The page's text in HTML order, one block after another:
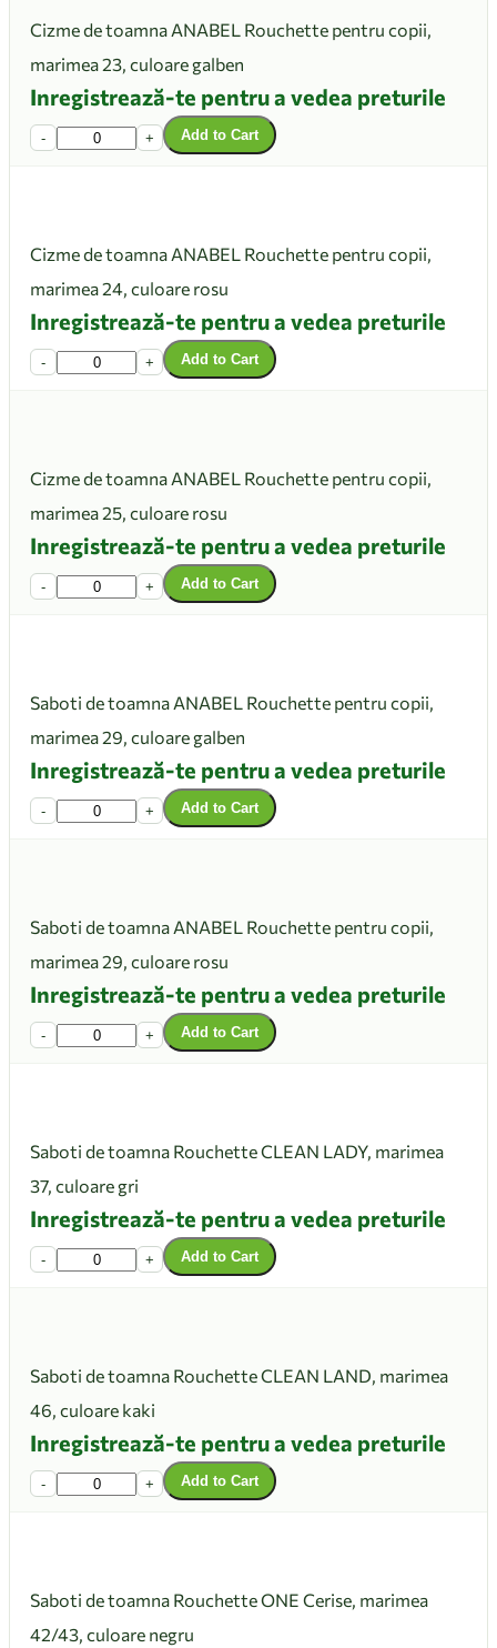
Cizme de toamna ANABEL Rouchette pentru copii,
marimea 23, culoare galben
Inregistrează-te pentru a vedea preturile
- + Add to Cart
Cizme de toamna ANABEL Rouchette pentru copii,
marimea 24, culoare rosu
Inregistrează-te pentru a vedea preturile
- + Add to Cart
Cizme de toamna ANABEL Rouchette pentru copii,
marimea 25, culoare rosu
Inregistrează-te pentru a vedea preturile
- + Add to Cart
Saboti de toamna ANABEL Rouchette pentru copii,
marimea 29, culoare galben
Inregistrează-te pentru a vedea preturile
- + Add to Cart
Saboti de toamna ANABEL Rouchette pentru copii,
marimea 29, culoare rosu
Inregistrează-te pentru a vedea preturile
- + Add to Cart
Saboti de toamna Rouchette CLEAN LADY, marimea
37, culoare gri
Inregistrează-te pentru a vedea preturile
- + Add to Cart
Saboti de toamna Rouchette CLEAN LAND, marimea
46, culoare kaki
Inregistrează-te pentru a vedea preturile
- + Add to Cart
Saboti de toamna Rouchette ONE Cerise, marimea
42/43, culoare negru